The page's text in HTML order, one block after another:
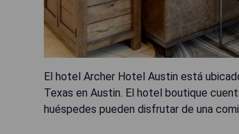
El hotel Archer Hotel Austin está
Texas en Austin. El hotel boutique
huéspedes pueden disfrutar de una